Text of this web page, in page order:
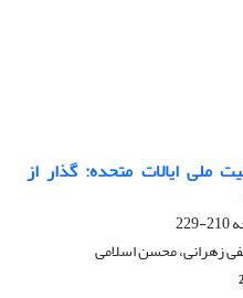
ملی ایالات متحده: گذار از
210-229
زهرانی، محسن اسلامی